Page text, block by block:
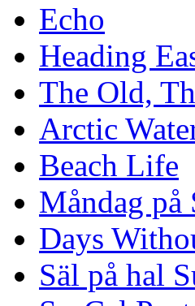
Echo
Heading
The Old,
Arctic
Beach Life
Måndag på
Days
Säl på hal